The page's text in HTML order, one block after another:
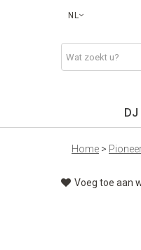
NL
Home >
Voeg toe aan